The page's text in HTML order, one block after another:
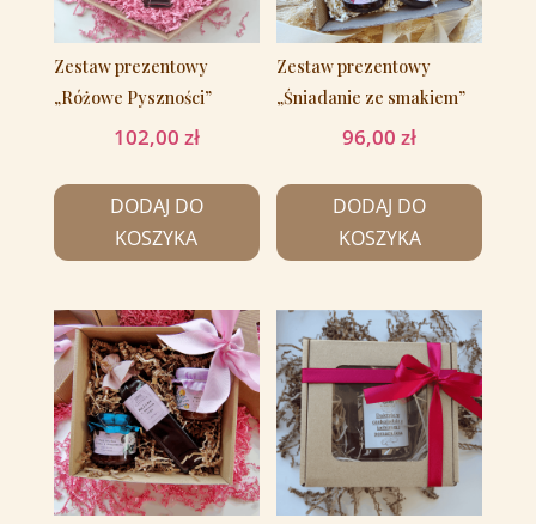
Zestaw prezentowy
„Różowe Pyszności”
102,00 zł
DODAJ DO
KOSZYKA
Zestaw prezentowy
„Śniadanie ze smakiem”
96,00zł
DODAJ DO
KOSZYKA